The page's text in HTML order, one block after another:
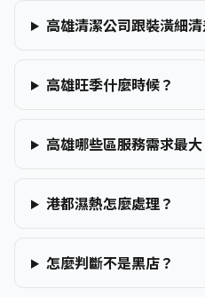
高雄清潔公司跟裝潢細清
高雄旺季什麼時候？
高雄哪些區服務需求最大
港都濕熱怎麼處理？
怎麼判斷不是黑店？